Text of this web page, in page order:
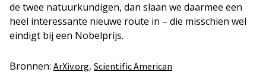
de twee natuurkundigen, dan slaan we daarmee een
heel interessante nieuwe route in – die misschien wel
eindigt bij een Nobelprijs.
Bronnen: ArXiv.org, Scientific American